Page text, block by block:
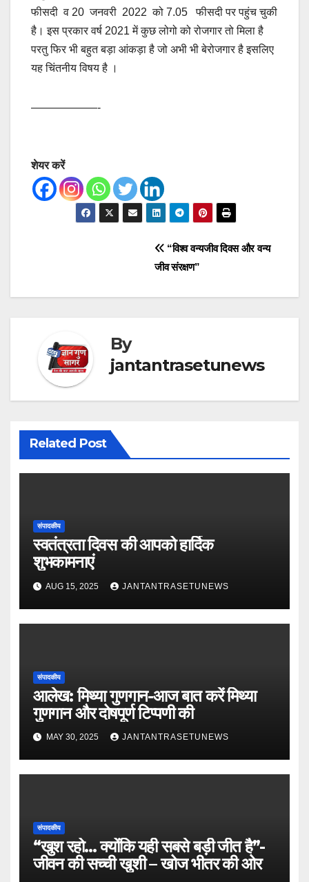
फीसदी व 20 जनवरी 2022 को 7.05 फीसदी पर पहुंच चुकी
है। इस प्रकार वर्ष 2021 में कुछ लोगो को रोजगार तो मिला है
परतु फिर भी बहुत बड़ा आंकड़ा है जो अभी भी बेरोजगार है इसलिए
यह चिंतनीय विषय है ।
——————-
शेयर करें
“विश्व वन्यजीव दिवस और वन्य
जीव संरक्षण”
By
jantantrasetunews
Related Post
संपादकीय
स्वतंत्रता दिवस की आपको हार्दिक
शुभकामनाएं
AUG 15, 2025 JANTANTRASETUNEWS
संपादकीय
आलेख: मिथ्या गुणगान-आज बात करें मिथ्या
गुणगान और दोषपूर्ण टिप्पणी की
MAY 30, 2025 JANTANTRASETUNEWS
संपादकीय
“खुश रहो… क्योंकि यही सबसे बड़ी जीत है”-
जीवन की सच्ची खुशी – खोज भीतर की ओर